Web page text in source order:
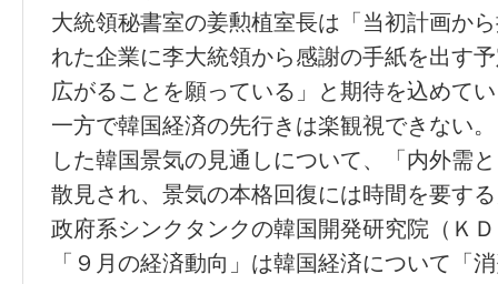
大統領秘書室の姜勲植室長は「当初計画か
れた企業に李大統領から感謝の手紙を出す
広がることを願っている」と期待を込めて
一方で韓国経済の先行きは楽観視できない
した韓国景気の見通しについて、「内外需
散見され、景気の本格回復には時間を要す
政府系シンクタンクの韓国開発研究院（Ｋ
「９月の経済動向」は韓国経済について「